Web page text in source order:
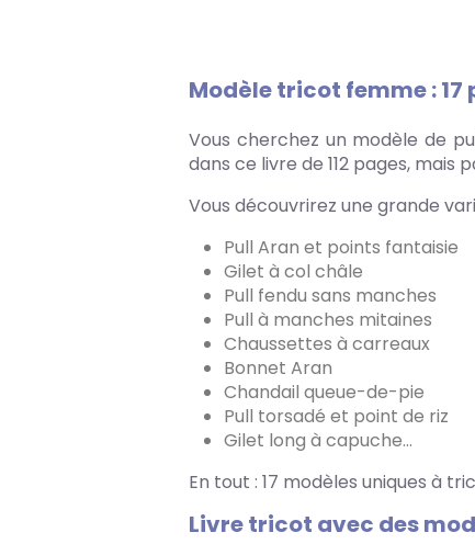
Modèle tricot femme :
Vous cherchez un modèle de
dans ce livre de 112 pages, mais
Vous découvrirez une grande
Pull Aran et points fantaisie
Gilet à col châle
Pull fendu sans manches
Pull à manches mitaines
Chaussettes à carreaux
Bonnet Aran
Chandail queue-de-pie
Pull torsadé et point de riz
Gilet long à capuche…
En tout : 17 modèles uniques à
Livre tricot avec des